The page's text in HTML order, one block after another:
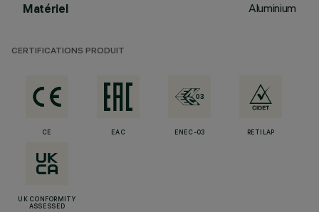
Matériel Aluminium
CERTIFICATIONS PRODUIT
CE EAC ENEC-03 RETILAP
UK CONFORMITY
ASSESSED